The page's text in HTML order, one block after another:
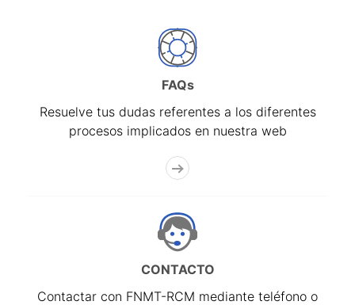
FAQs
Resuelve tus dudas referentes a los diferentes
procesos implicados en nuestra web
CONTACTO
Contactar con FNMT-RCM mediante teléfono o